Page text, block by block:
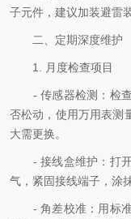
子元件，建议加装避雷
二、定期深度维护
1. 月度检查项目
- 传感器检测：检查
否松动，使用万用表测
大需更换。
- 接线盒维护：打开
气，紧固接线端子，涂
- 角差校准：用标准